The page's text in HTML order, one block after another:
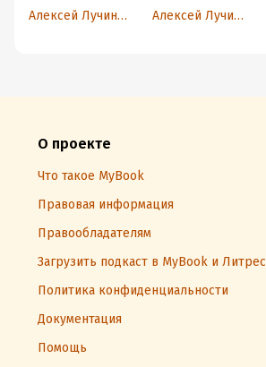
Алексей Лучинин
конспект
лекций
Алексей Лучинин
О проекте
Что такое MyBook
Правовая информация
Правообладателям
Загрузить подкаст в MyBook и Литрес
Политика конфиденциальности
Документация
Помощь